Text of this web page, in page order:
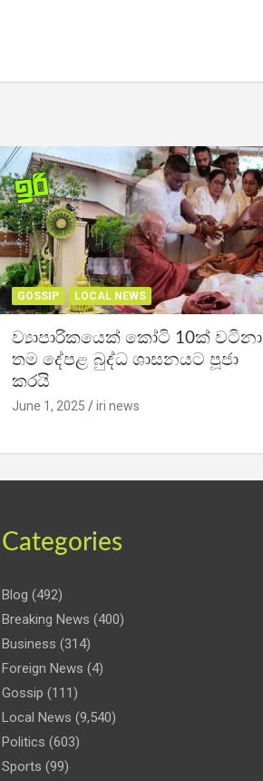
GOSSIP LOCAL NEWS
ව්‍යාපාරිකයෙක් කෝටි 10ක් වටිනා
තම දේපළ බුද්ධ ශාසනයට පූජා
කරයි
June 1, 2025 iri news
Categories
Blog (492)
Breaking News (400)
Business (314)
Foreign News (4)
Gossip (111)
Local News (9,540)
Politics (603)
Sports (99)